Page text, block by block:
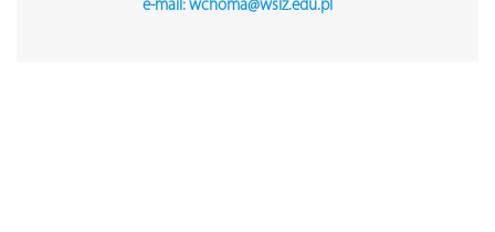
e-mail: wchoma@wsiz.edu.pl